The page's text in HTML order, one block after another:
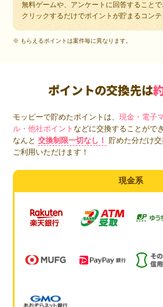
無料ゲームや、アンケートに回答することで
クリックするだけでポイントが貯まるコンテ
※ もらえるポイントは案件毎に異なります。
ポイントの交換先は
モッピーで貯めたポイントは、現金・電子
ル・他社ポイントなどに交換することがで
なんと 交換制限一切なし！
貯めた分だけ
ご利用いただけます！
現金系